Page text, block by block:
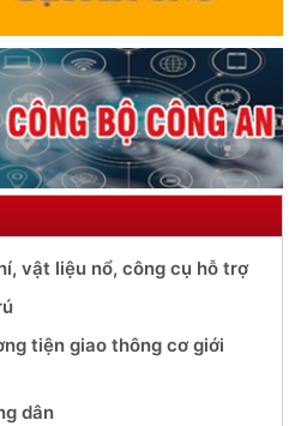
vật liệu nổ, công cụ hỗ trợ
tiện giao thông cơ giới
dân